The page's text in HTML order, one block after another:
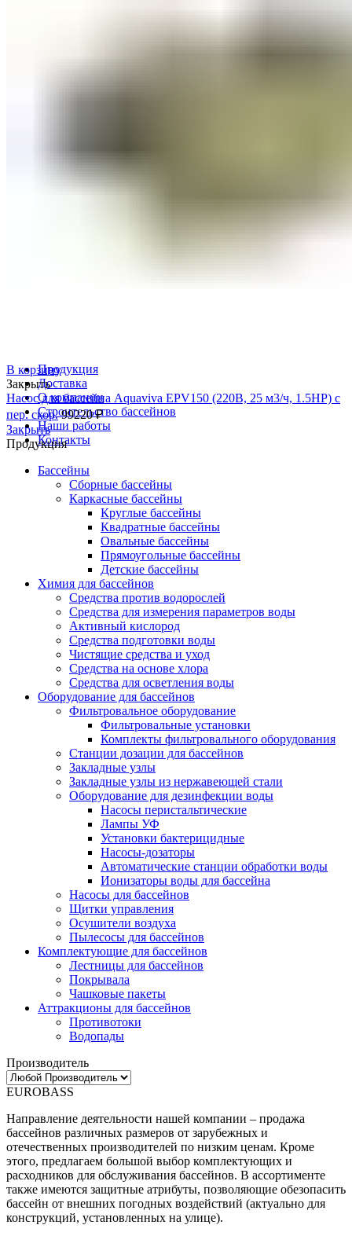
Ионизаторы воды для бассейна
Насосы-дозаторы
Продукция
Доставка
О компании
Строительство бассейнов
Наши работы
Контакты
В корзину
Закрыть
Насос для бассейна Aquaviva EPV150 (220В, 25 м3/ч, 1.5HP) с
пер. скор. 99220₽
Закрыть
Продукция
Бассейны
Сборные бассейны
Каркасные бассейны
Круглые бассейны
Квадратные бассейны
Овальные бассейны
Прямоугольные бассейны
Детские бассейны
Химия для бассейнов
Средства против водорослей
Средства для измерения параметров воды
Активный кислород
Средства подготовки воды
Чистящие средства и уход
Средства на основе хлора
Средства для осветления воды
Оборудование для бассейнов
Фильтровальное оборудование
Фильтровальные установки
Комплекты фильтровального оборудования
Станции дозации для бассейнов
Закладные узлы
Закладные узлы из нержавеющей стали
Оборудование для дезинфекции воды
Насосы перистальтические
Лампы УФ
Установки бактерицидные
Насосы-дозаторы
Автоматические станции обработки воды
Ионизаторы воды для бассейна
Насосы для бассейнов
Щитки управления
Осушители воздуха
Пылесосы для бассейнов
Комплектующие для бассейнов
Лестницы для бассейнов
Покрывала
Чашковые пакеты
Аттракционы для бассейнов
Противотоки
Водопады
Производитель
EUROBASS
Направление деятельности нашей компании – продажа
бассейнов различных размеров от зарубежных и
отечественных производителей по низким ценам. Кроме
этого, предлагаем большой выбор комплектующих и
расходников для обслуживания бассейнов. В ассортименте
также имеются защитные атрибуты, позволяющие обезопасить
бассейн от внешних погодных воздействий (актуально для
конструкций, установленных на улице).